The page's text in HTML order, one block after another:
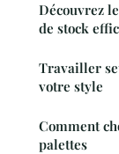
Découvrez
de stock
Travailler
votre style
Comment
palettes